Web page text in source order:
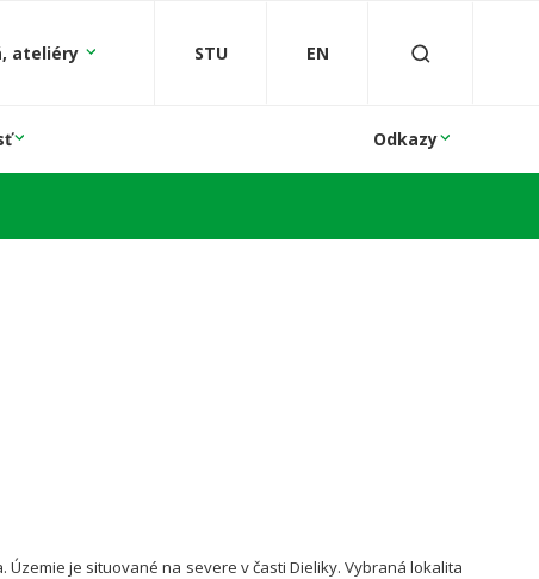
ateliéry STU EN
Odkazy
Územie je situované na severe v časti Dieliky. Vybraná lokalita